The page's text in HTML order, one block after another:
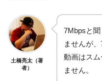
土橋亮太（著
者）
7Mbpsと
ませんが
動画はス
ません。